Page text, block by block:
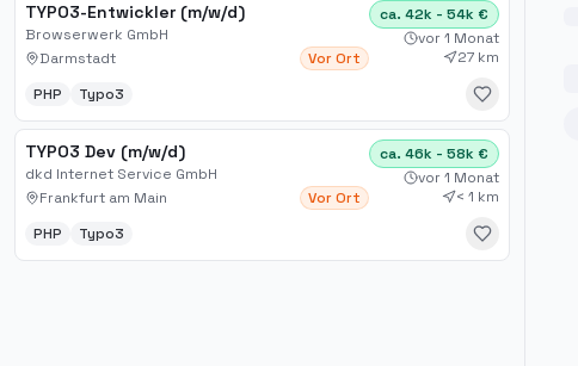
TYPO3-Entwickler (m/w/d)
Browserwerk GmbH
Darmstadt
Vor Ort
ca. 42k - 54k €
vor 1 Monat
27 km
PHP
Typo3
TYPO3 Dev (m/w/d)
dkd Internet Service GmbH
Frankfurt am Main
Vor Ort
ca. 46k - 58k €
vor 1 Monat
< 1 km
PHP
Typo3